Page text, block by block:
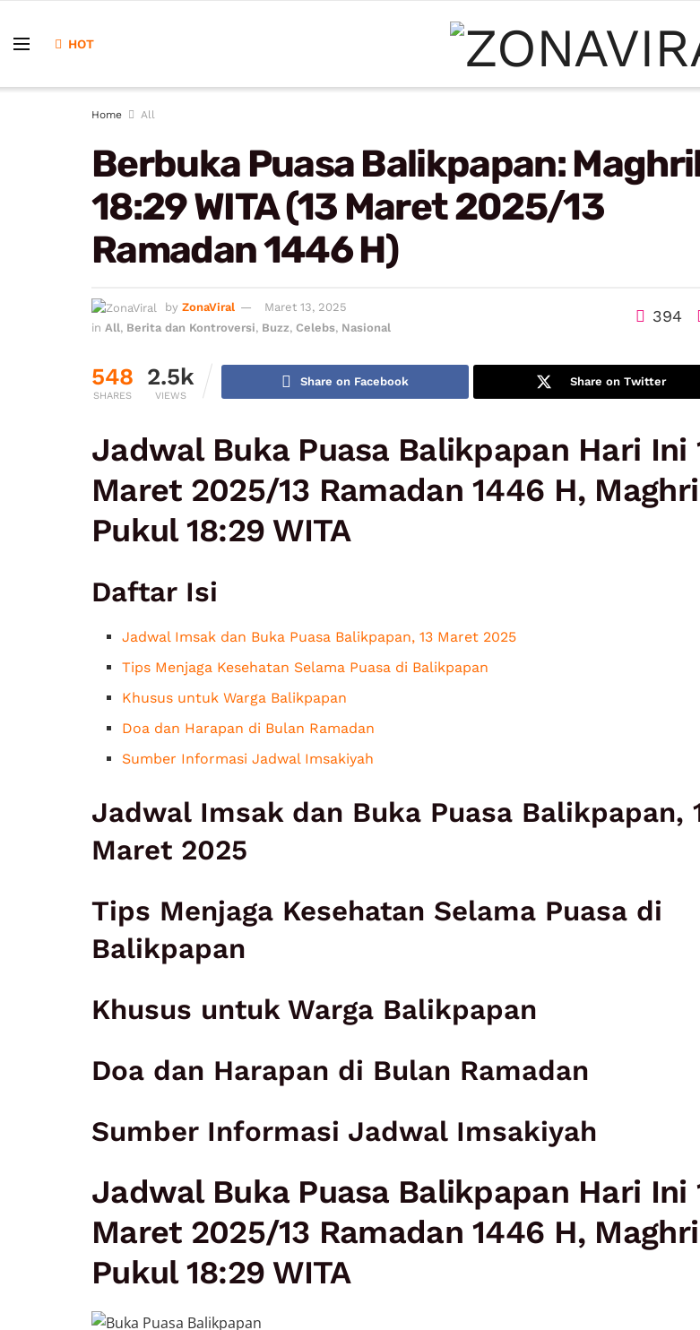
HOT
Home All
Berbuka Puasa Balikpapan:
18:29 WITA (13 Maret 2025/13
Ramadan 1446 H)
by ZonaViral
Maret 13, 2025
in All, Berita dan Kontroversi, Buzz, Celebs, Nasional
394
548
SHARES
2.5k
VIEWS
Share on Facebook Share on Twitter
Jadwal Buka Puasa Balikpapan Hari Ini
Maret 2025/13 Ramadan 1446 H,
Pukul 18:29 WITA
Daftar Isi
Jadwal Imsak dan Buka Puasa Balikpapan, 13 Maret 2025
Tips Menjaga Kesehatan Selama Puasa di Balikpapan
Khusus untuk Warga Balikpapan
Doa dan Harapan di Bulan Ramadan
Sumber Informasi Jadwal Imsakiyah
Jadwal Imsak dan Buka Puasa Balikpapan,
Maret 2025
Tips Menjaga Kesehatan Selama Puasa di
Balikpapan
Khusus untuk Warga Balikpapan
Doa dan Harapan di Bulan Ramadan
Sumber Informasi Jadwal Imsakiyah
Jadwal Buka Puasa Balikpapan Hari Ini
Maret 2025/13 Ramadan 1446 H,
Pukul 18:29 WITA